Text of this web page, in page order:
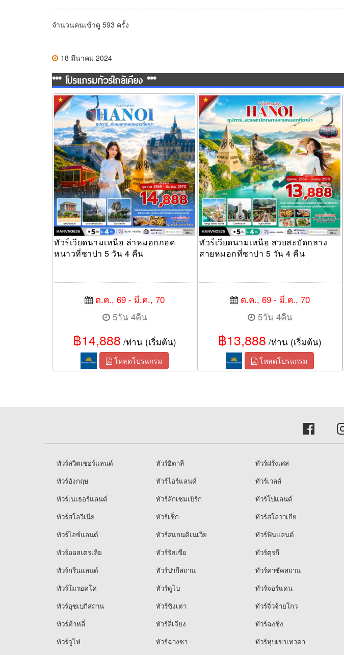
จำนวนคนเข้าดู 593 ครั้ง
18 มีนาคม 2024
*** โปรแกรมทัวร์ใกล้เคียง ***
ทัวร์เวียดนามเหนือ ล่าหมอกกอดหนาวที่ซาปา
5 วัน 4 คืน
ทัวร์เวียดนามเหนือ ล่าหมอกกอด
หนาวที่ซาปา 5 วัน 4 คืน
ต.ค., 69 - มี.ค., 70
5วัน 4คืน
฿14,888 /ท่าน (เริ่มต้น)
โหลดโปรแกรม
ทัวร์เวียดนามเหนือ สวยสะบัดกลางสายหมอก
ที่ซาปา 5 วัน 4 คืน
ทัวร์เวียดนามเหนือ สวยสะบัดกลาง
สายหมอกที่ซาปา 5 วัน 4 คืน
ต.ค., 69 - มี.ค., 70
5วัน 4คืน
฿13,888 /ท่าน (เริ่มต้น)
โหลดโปรแกรม
ทัวร์สวิตเซอร์แลนด์ ทัวร์อิตาลี ทัวร์ฝรั่งเศส
ทัวร์อังกฤษ
ทัวร์ไอร์แลนด์ ทัวร์เวลส์
ทัวร์เนเธอร์แลนด์
ทัวร์ลักเซมเบิร์ก ทัวร์โปแลนด์
ทัวร์สโลวีเนีย
ทัวร์เช็ก ทัวร์สโลวาเกีย
ทัวร์ไอซ์แลนด์
ทัวร์สแกนดิเนเวีย ทัวร์ฟินแลนด์
ทัวร์ออสเตรเลีย
ทัวร์รัสเซีย ทัวร์ตุรกี
ทัวร์กรีนแลนด์
ทัวร์ปากีสถาน ทัวร์คาซัคสถาน
ทัวร์โมรอคโค
ทัวร์ดูไบ ทัวร์จอร์แดน
ทัวร์อุซเบกิสถาน
ทัวร์ชิงเต่า ทัวร์จิ่วจ้ายโกว
ทัวร์ต้าหลี่
ทัวร์ลี่เจียง ทัวร์ฉงชิ่ง
ทัวร์จูไห่
ทัวร์ฉางซา ทัวร์หุบเขาเทวดา